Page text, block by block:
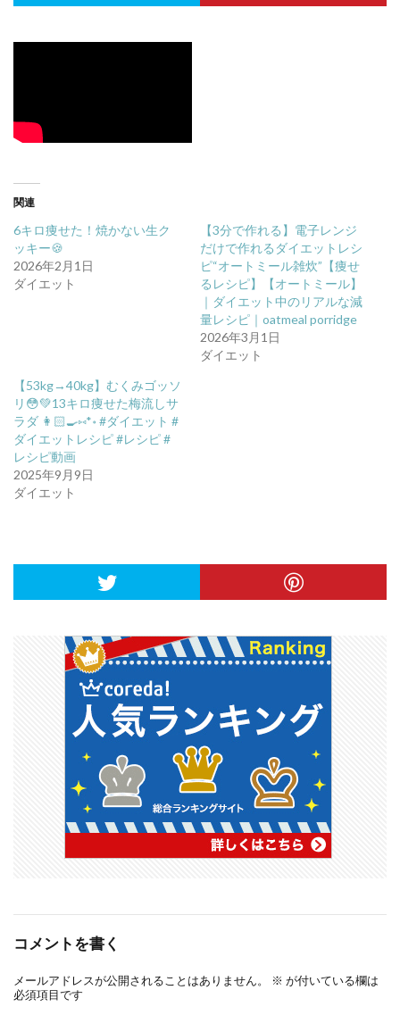
関連
6キロ痩せた！焼かない生ク
ッキー🍪
2026年2月1日
ダイエット
【3分で作れる】電子レンジ
だけで作れるダイエットレシ
ピ“オートミール雑炊”【痩せ
るレシピ】【オートミール】
｜ダイエット中のリアルな減
量レシピ｜oatmeal porridge
2026年3月1日
ダイエット
【53kg→40kg】むくみゴッソ
リ😳💚13キロ痩せた梅流しサ
ラダ 👩🏻‍🍳⑅*॰ #ダイエット #
ダイエットレシピ #レシピ #
レシピ動画
2025年9月9日
ダイエット
コメントを書く
メールアドレスが公開されることはありません。 ※ が付いている欄は
必須項目です